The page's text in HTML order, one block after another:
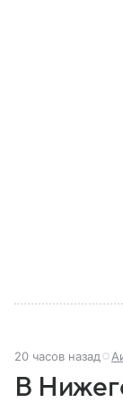
20 часов назад
В